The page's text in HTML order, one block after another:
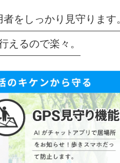
をしっかり見守ります。
るので楽々。